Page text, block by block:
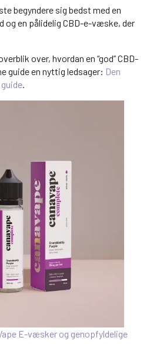
begyndere sig bedst med en
og en pålidelig CBD-e-væske, der
over, hvordan en “god” CBD-
guide en nyttig ledsager: Den
.
E-væsker og genopfyldelige